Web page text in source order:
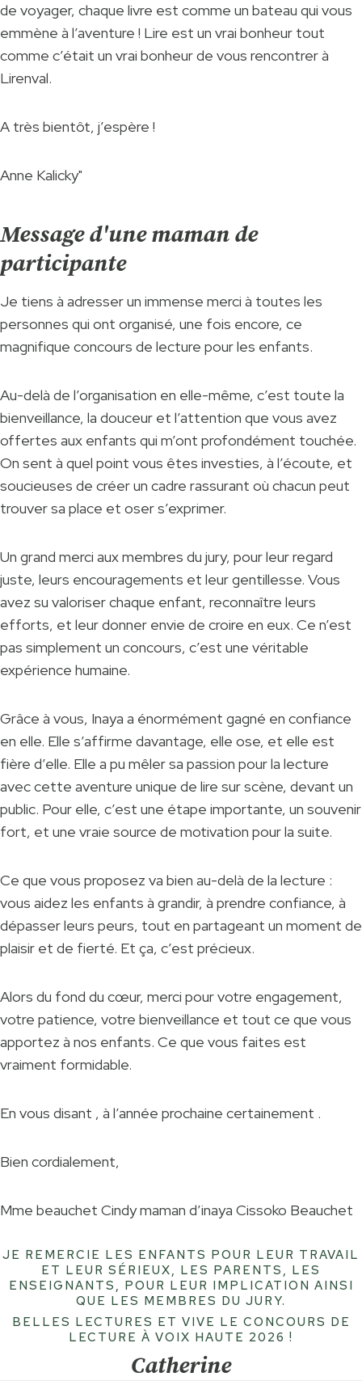
de voyager, chaque livre est comme un bateau qui vous
emmène à l’aventure ! Lire est un vrai bonheur tout
comme c’était un vrai bonheur de vous rencontrer à
Lirenval.
A très bientôt, j’espère !
Anne Kalicky"
Message d'une maman de
participante
Je tiens à adresser un immense merci à toutes les
personnes qui ont organisé, une fois encore, ce
magnifique concours de lecture pour les enfants.
Au-delà de l’organisation en elle-même, c’est toute la
bienveillance, la douceur et l’attention que vous avez
offertes aux enfants qui m’ont profondément touchée.
On sent à quel point vous êtes investies, à l’écoute, et
soucieuses de créer un cadre rassurant où chacun peut
trouver sa place et oser s’exprimer.
Un grand merci aux membres du jury, pour leur regard
juste, leurs encouragements et leur gentillesse. Vous
avez su valoriser chaque enfant, reconnaître leurs
efforts, et leur donner envie de croire en eux. Ce n’est
pas simplement un concours, c’est une véritable
expérience humaine.
Grâce à vous, Inaya a énormément gagné en confiance
en elle. Elle s’affirme davantage, elle ose, et elle est
fière d’elle. Elle a pu mêler sa passion pour la lecture
avec cette aventure unique de lire sur scène, devant un
public. Pour elle, c’est une étape importante, un souvenir
fort, et une vraie source de motivation pour la suite.
Ce que vous proposez va bien au-delà de la lecture :
vous aidez les enfants à grandir, à prendre confiance, à
dépasser leurs peurs, tout en partageant un moment de
plaisir et de fierté. Et ça, c’est précieux.
Alors du fond du cœur, merci pour votre engagement,
votre patience, votre bienveillance et tout ce que vous
apportez à nos enfants. Ce que vous faites est
vraiment formidable.
En vous disant , à l’année prochaine certainement .
Bien cordialement,
Mme beauchet Cindy maman d’inaya Cissoko Beauchet
JE REMERCIE LES ENFANTS POUR LEUR TRAVAIL
ET LEUR SÉRIEUX, LES PARENTS, LES
ENSEIGNANTS, POUR LEUR IMPLICATION AINSI
QUE LES MEMBRES DU JURY.
BELLES LECTURES ET VIVE LE CONCOURS DE
LECTURE À VOIX HAUTE 2026 !
Catherine